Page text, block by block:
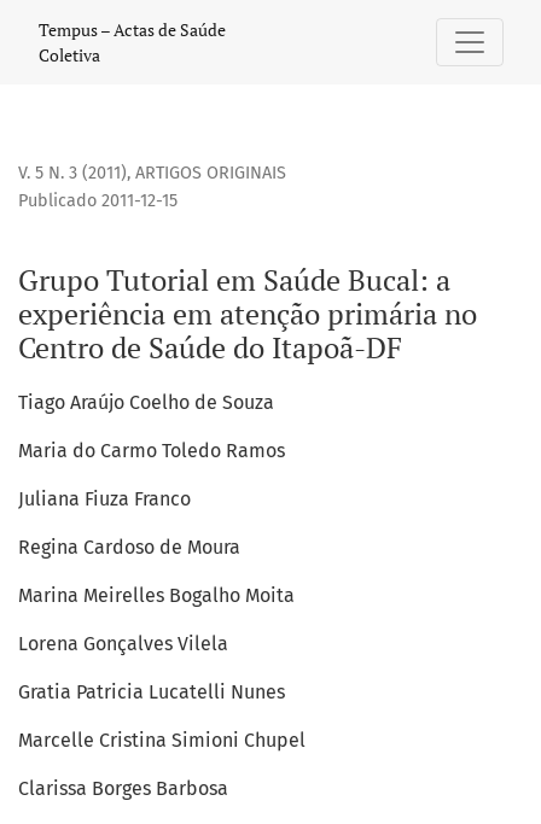
Grupo Tutorial em Saúde Bucal: a experiência em
Tempus – Actas de Saúde
Coletiva
V. 5 N. 3 (2011), ARTIGOS ORIGINAIS
Grupo Tutorial em Saúde Bucal: a
experiência em atenção primária no
Centro de Saúde do Itapoã-DF
Publicado 2011-12-15
Tiago Araújo Coelho de Souza
Maria do Carmo Toledo Ramos
Juliana Fiuza Franco
Regina Cardoso de Moura
Marina Meirelles Bogalho Moita
Lorena Gonçalves Vilela
Gratia Patricia Lucatelli Nunes
Marcelle Cristina Simioni Chupel
Clarissa Borges Barbosa